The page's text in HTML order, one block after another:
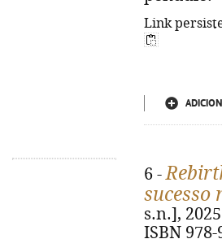
Link
6 -
sucesso
s.n.],
ISBN 978-